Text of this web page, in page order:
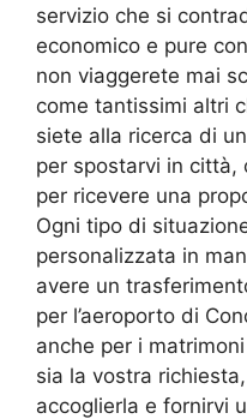
servizio che si
economico e pure
non viaggerete mai
come tantissimi altri
siete alla ricerca di
per spostarvi in
per ricevere una
Ogni tipo di
personalizzata in
avere un
per l’aeroporto di
anche per i
sia la vostra
accoglierla e fornirvi